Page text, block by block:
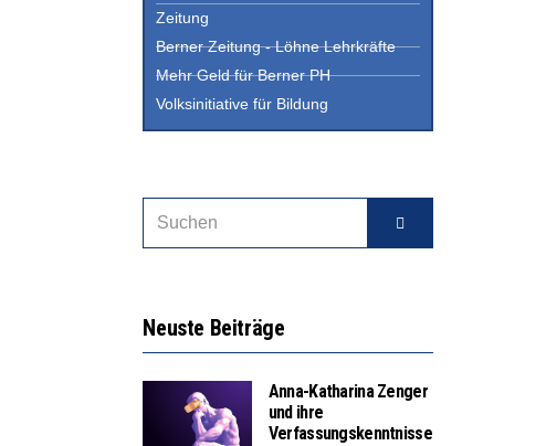
Zeitung
Berner Zeitung - Löhne Lehrkräfte
Mehr Geld für Berner PH
Volksinitiative für Bildung
Neuste Beiträge
Anna-Katharina Zenger
und ihre
Verfassungskenntnisse